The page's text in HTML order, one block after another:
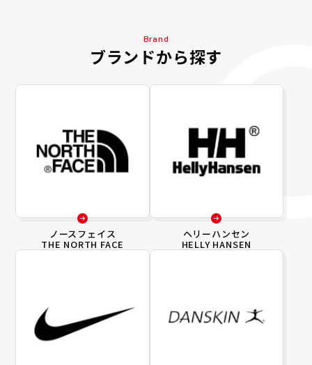
Brand
ブランドから探す
ノースフェイス
THE NORTH FACE
ヘリーハンセン
HELLY HANSEN